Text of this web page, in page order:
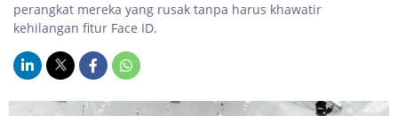
perangkat mereka yang rusak tanpa harus khawatir
kehilangan fitur Face ID.